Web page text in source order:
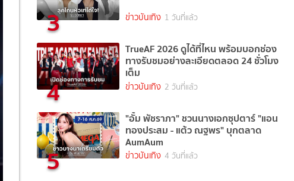
3 ข่าวบันเทิง 1 วันที่แล้ว
4
TrueAF 2026 ดูได้ที่ไหน พร้อมบอกช่อง
ทางรับชมอย่างละเอียดตลอด 24 ชั่วโมง
เต็ม
ข่าวบันเทิง 2 วันที่แล้ว
5
"อั้ม พัชราภา" ชวนนางเอกซุปตาร์ "แอน
ทองประสม - แต้ว ณฐพร" บุกตลาด
AumAum
ข่าวบันเทิง 4 วันที่แล้ว